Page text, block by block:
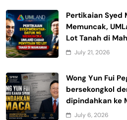
Pertikaian Syed
Memuncak,
Lot Tanah di
July 21, 2026
Wong Yun Fui
bersekongkol
dipindahkan ke
July 6, 2026